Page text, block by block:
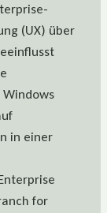
(UX) über
Windows
in einer
for